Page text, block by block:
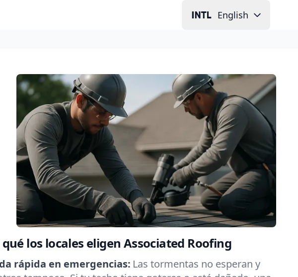
English
qué los locales eligen Associated Roofing
rápida en emergencias: Las tormentas no esperan y